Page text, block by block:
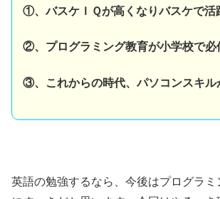
①、バスケＩＱが高くなりバスケで活
②、プログラミング教育が小学校で必
③、これからの時代、パソコンスキル
英語の勉強するなら、今後はプログラ